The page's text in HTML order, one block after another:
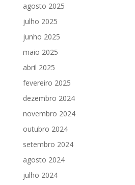
agosto 2025
julho 2025
junho 2025
maio 2025
abril 2025
fevereiro 2025
dezembro 2024
novembro 2024
outubro 2024
setembro 2024
agosto 2024
julho 2024